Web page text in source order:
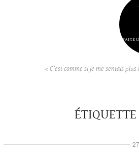
FAIRE
« C’est comme si je me sentais
ÉTIQUETTE